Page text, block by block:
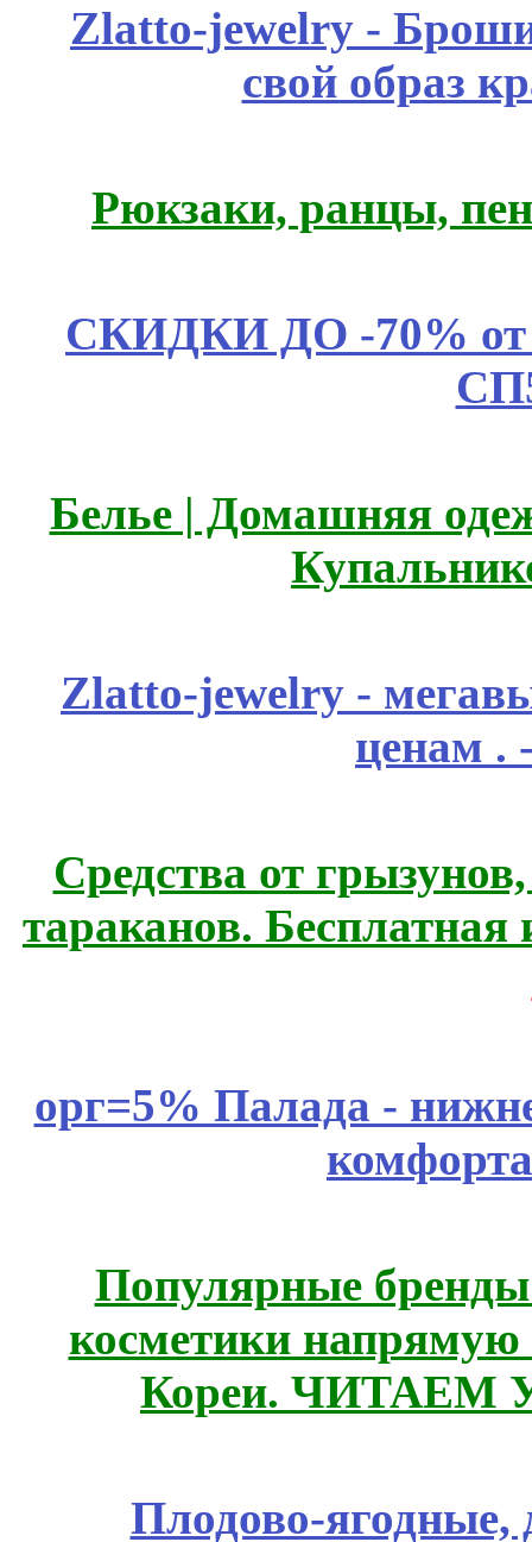
Zlatto-jewelry -
свой образ
Рюкзаки, ранцы,
СКИДКИ ДО -70%
Белье | Домашняя
Zlatto-jewelry -
ценам .
Средства от
тараканов.
орг=5% Палада -
Популярные
косметики
Кореи. ЧИТАЕМ
Плодово-ягодные,